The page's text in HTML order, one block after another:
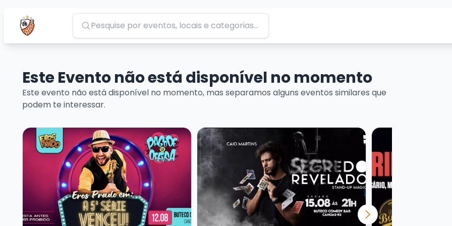
Pesquisar
Este Evento não está disponível no momento
Este evento não está disponível no momento, mas separamos alguns eventos similares que
podem te interessar.
Veja mais sobre EROS PRADO - A QUINTA SÉRIE VENCEU!Veja mais sobre CAIO MARTINS - STANDUP MAGICVeja mais sobre O